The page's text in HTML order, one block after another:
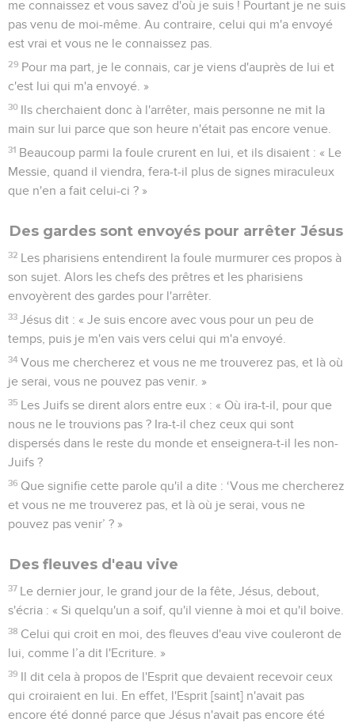
me connaissez et vous savez d'où je suis ! Pourtant je ne suis
pas venu de moi-même. Au contraire, celui qui m'a envoyé
est vrai et vous ne le connaissez pas.
29 Pour ma part, je le connais, car je viens d'auprès de lui et
c'est lui qui m'a envoyé. »
30 Ils cherchaient donc à l'arrêter, mais personne ne mit la
main sur lui parce que son heure n'était pas encore venue.
31 Beaucoup parmi la foule crurent en lui, et ils disaient : « Le
Messie, quand il viendra, fera-t-il plus de signes miraculeux
que n'en a fait celui-ci ? »
Des gardes sont envoyés pour arrêter Jésus
32 Les pharisiens entendirent la foule murmurer ces propos à
son sujet. Alors les chefs des prêtres et les pharisiens
envoyèrent des gardes pour l'arrêter.
33 Jésus dit : « Je suis encore avec vous pour un peu de
temps, puis je m'en vais vers celui qui m'a envoyé.
34 Vous me chercherez et vous ne me trouverez pas, et là où
je serai, vous ne pouvez pas venir. »
35 Les Juifs se dirent alors entre eux : « Où ira-t-il, pour que
nous ne le trouvions pas ? Ira-t-il chez ceux qui sont
dispersés dans le reste du monde et enseignera-t-il les non-
Juifs ?
36 Que signifie cette parole qu'il a dite : ‘Vous me chercherez
et vous ne me trouverez pas, et là où je serai, vous ne
pouvez pas venir’ ? »
Des fleuves d'eau vive
37 Le dernier jour, le grand jour de la fête, Jésus, debout,
s'écria : « Si quelqu'un a soif, qu'il vienne à moi et qu'il boive.
38 Celui qui croit en moi, des fleuves d'eau vive couleront de
lui, comme l’a dit l'Ecriture. »
39 Il dit cela à propos de l'Esprit que devaient recevoir ceux
qui croiraient en lui. En effet, l'Esprit [saint] n'avait pas
encore été donné parce que Jésus n'avait pas encore été